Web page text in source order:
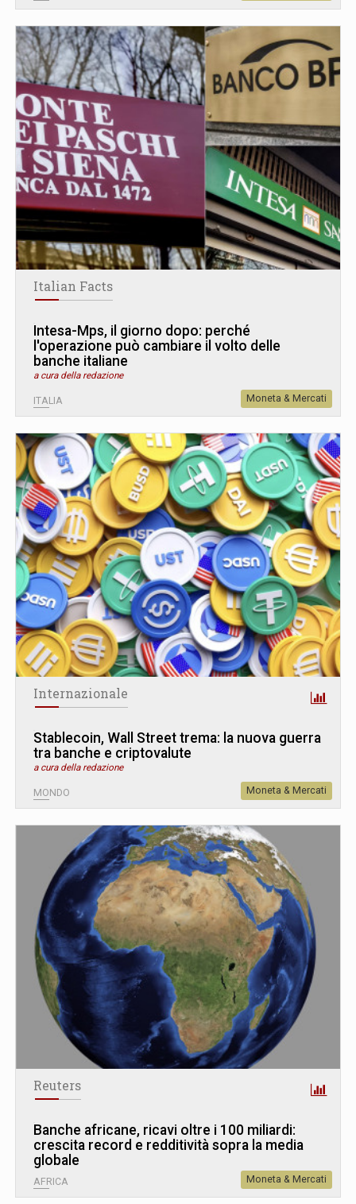
Italian Facts
Intesa-Mps, il giorno dopo: perché
l'operazione può cambiare il volto delle
banche italiane
a cura della redazione
ITALIA Moneta & Mercati
Internazionale
Stablecoin, Wall Street trema: la nuova guerra
tra banche e criptovalute
a cura della redazione
MONDO Moneta & Mercati
Reuters
Banche africane, ricavi oltre i 100 miliardi:
crescita record e redditività sopra la media
globale
AFRICA Moneta & Mercati